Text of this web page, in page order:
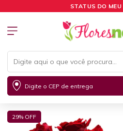
STATUS DO MEU
Digite o CEP de entrega
29% OFF